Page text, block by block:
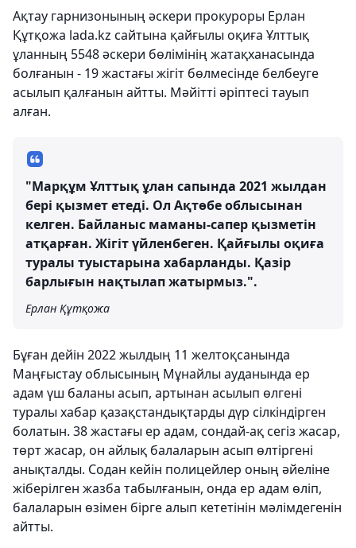
Ақтау гарнизонының әскери прокуроры Ерлан
Құтқожа lada.kz сайтына қайғылы оқиға Ұлттық
ұланның 5548 әскери бөлімінің жатақханасында
болғанын - 19 жастағы жігіт бөлмесінде белбеуге
асылып қалғанын айтты. Мәйітті әріптесі тауып
алған.
"Марқұм Ұлттық ұлан сапында 2021 жылдан
бері қызмет етеді. Ол Ақтөбе облысынан
келген. Байланыс маманы-сапер қызметін
атқарған. Жігіт үйленбеген. Қайғылы оқиға
туралы туыстарына хабарланды. Қазір
барлығын нақтылап жатырмыз.".
Ерлан Құтқожа
Бұған дейін 2022 жылдың 11 желтоқсанында
Маңғыстау облысының Мұнайлы ауданында ер
адам үш баланы асып, артынан асылып өлгені
туралы хабар қазақстандықтарды дүр сілкіндірген
болатын. 38 жастағы ер адам, сондай-ақ сегіз жасар,
төрт жасар, он айлық балаларын асып өлтіргені
анықталды. Содан кейін полицейлер оның әйеліне
жіберілген жазба табылғанын, онда ер адам өліп,
балаларын өзімен бірге алып кететінін мәлімдегенін
айтты.